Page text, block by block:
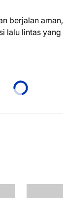
berjalan
lalu lintas